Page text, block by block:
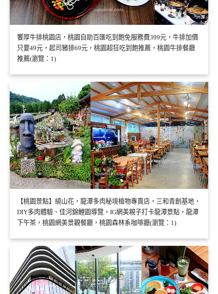
饗厚牛排桃園店，桃園自助百匯吃到飽免服務費399元，牛排加價
只要49元，起司豬排69元，桃園超狂吃到飽推薦，桃園牛排餐廳
推薦(瀏覽：1)
【桃園景點】繞山花，龍潭多肉秘境植物專賣店，三和青創基地，
DIY多肉體驗、佳河錦鯉園導覽，IG網美親子打卡龍潭景點，龍潭
下午茶，桃園網美景觀餐廳，桃園森林系咖啡廳(瀏覽：1)